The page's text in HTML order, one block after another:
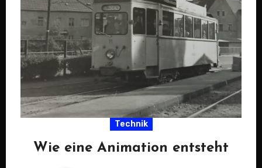
Technik
Wie eine Animation entsteht